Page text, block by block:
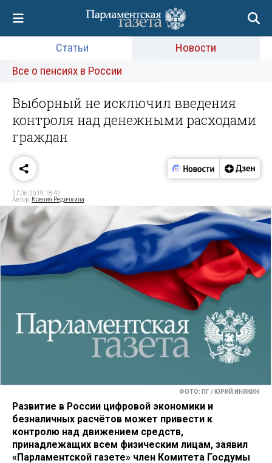
Статьи
Новости
Все о пенсиях в России
Выборный не исключил введения
контроля над денежными расходами
граждан
27.06.2019 18:42
Автор: Ксения Редичкина
ФОТО: ПГ / ЮРИЙ ИНЯКИН
Развитие в России цифровой экономики и
безналичных расчётов может привести к
контролю над движением средств,
принадлежащих всем физическим лицам, заявил
«Парламентской газете» член Комитета Госдумы